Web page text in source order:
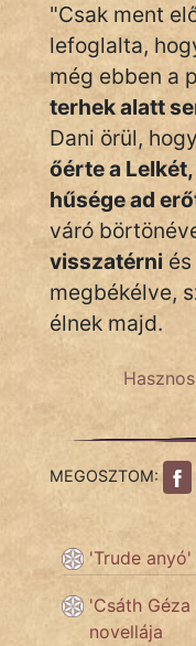
"Csak ment
lefoglalta,
még ebben a
terhek alatt
Dani örül, hogy
őérte a Lelkét,
hűsége ad
váró
visszatérniés
megbékélve,
élnek majd.
MEGOSZTOM:
'Trude
'Csáth
novellája